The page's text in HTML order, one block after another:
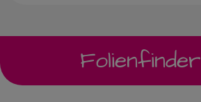
Folienfinder